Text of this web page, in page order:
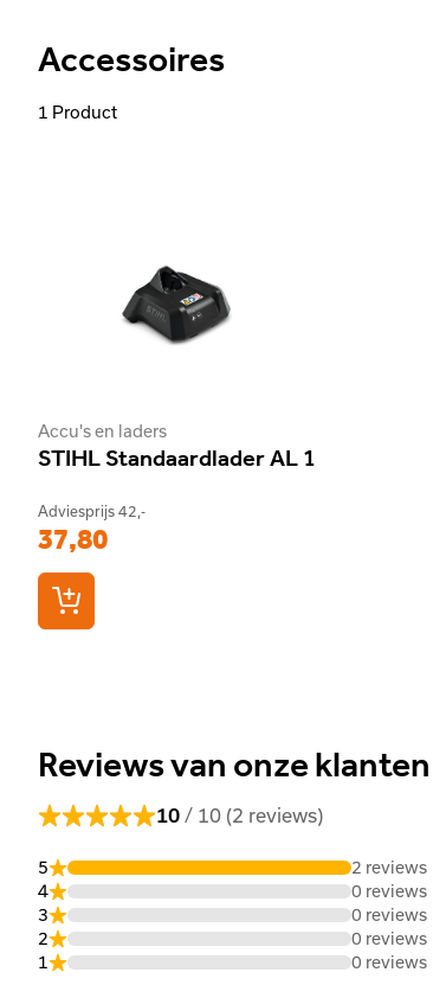
Accessoires
1 Product
Accu's en laders
STIHL Standaardlader AL 1
Adviesprijs 42,-
37,80
Reviews van onze klanten
10 / 10 (2 reviews)
5
2 reviews
4
0 reviews
3
0 reviews
2
0 reviews
1
0 reviews